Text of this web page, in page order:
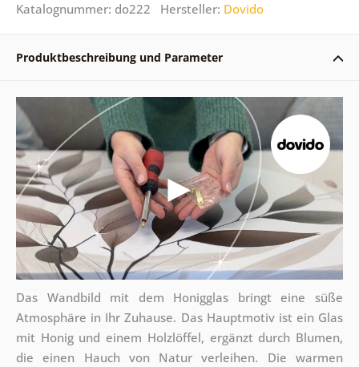
Katalognummer: do222 Hersteller: Dovido
Produktbeschreibung und Parameter
Das Wandbild mit dem Honigglas bringt eine süße
Atmosphäre in Ihr Zuhause. Das Hauptmotiv ist ein Glas
mit Honig und einem Holzlöffel, ergänzt durch Blumen,
die einen Hauch von Natur verleihen. Die warmen